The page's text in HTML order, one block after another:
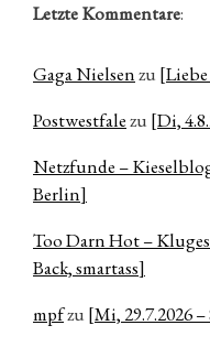
Letzte Kommentare:
Gaga Nielsenzu
Postwestfalezu [Di,
Netzfunde –
Berlin]
Too Darn Hot –
Back, smartass]
mpfzu [Mi, 29.7.2026